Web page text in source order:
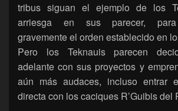
tribus siguan el ejemplo de los
arriesga en sus parecer, para
gravemente el orden establecido en
Pero los Teknauis parecen
adelante con sus proyectos y
aún más audaces, incluso entrar
directa con los caciques R’Guibis del